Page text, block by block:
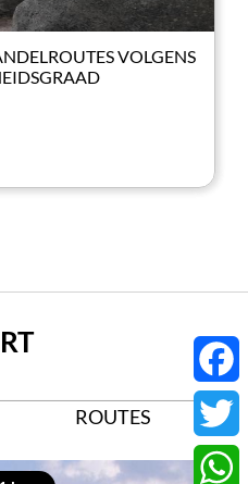
Twitter
VOLGENS
ROUTES